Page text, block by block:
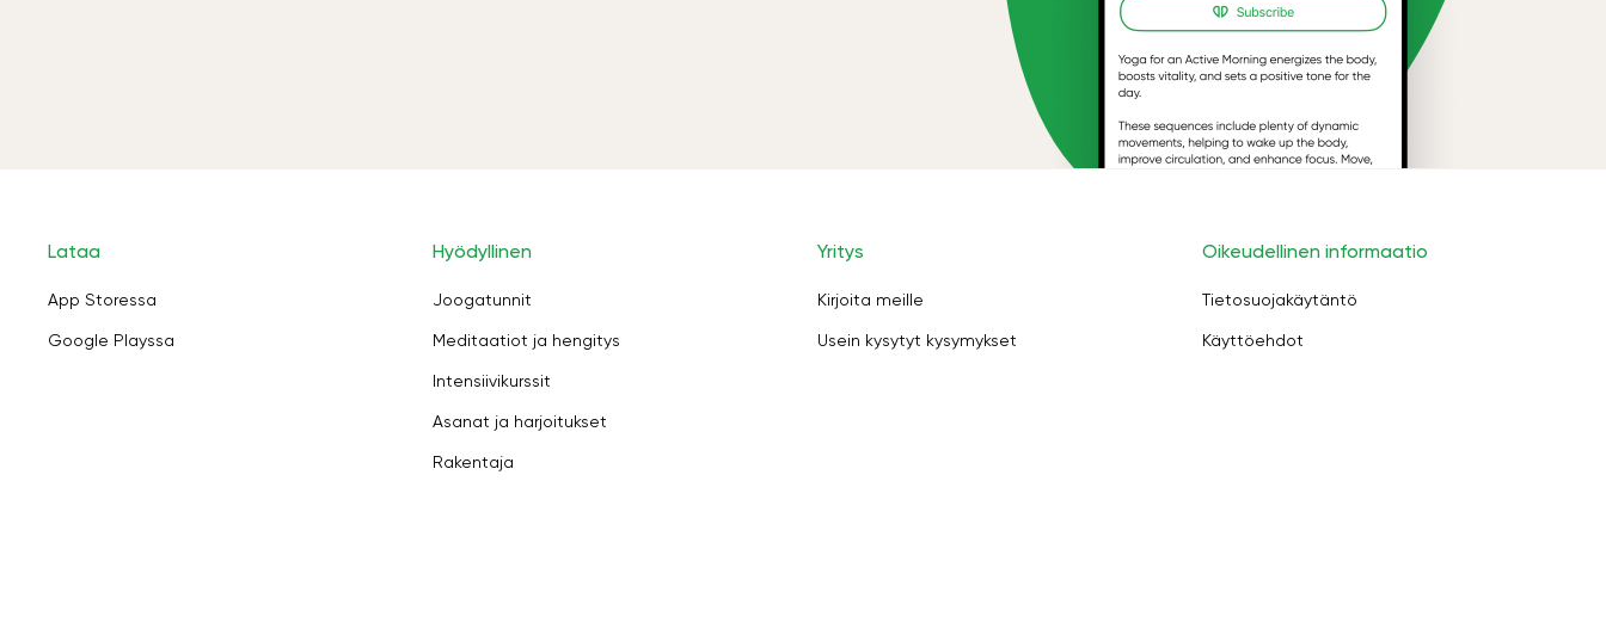
Lataa
App Storessa
Google Playssa
Hyödyllinen
Joogatunnit
Meditaatiot ja hengitys
Intensiivikurssit
Asanat ja harjoitukset
Rakentaja
Yritys
Kirjoita meille
Usein kysytyt kysymykset
Oikeudellinen informaatio
Tietosuojakäytäntö
Käyttöehdot